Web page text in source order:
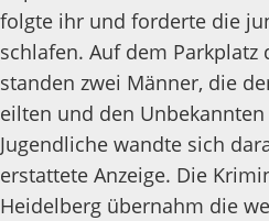
folgte ihr und forderte die
schlafen. Auf dem Parkplatz
standen zwei Männer, die
eilten und den
Jugendliche wandte sich
erstattete Anzeige. Die
Heidelberg übernahm die